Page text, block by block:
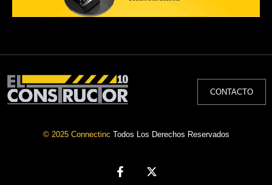
CONTACTO
© 2025 Connectinc Todos Los Derechos Reservados